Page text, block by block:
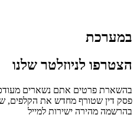
במערכת
הצטרפו לניוזלטר שלנו
בהשארת פרטים אתם נשארים
פסק דין שטורף מחדש את הקלפים,
בהרשמה מהירה ישירות למייל